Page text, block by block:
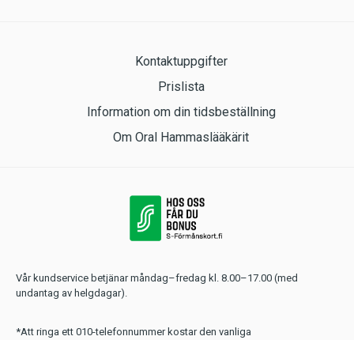
Kontaktuppgifter
Prislista
Information om din tidsbeställning
Om Oral Hammaslääkärit
Vår kundservice betjänar måndag–fredag kl. 8.00–17.00 (med
undantag av helgdagar).
*Att ringa ett 010-telefonnummer kostar den vanliga